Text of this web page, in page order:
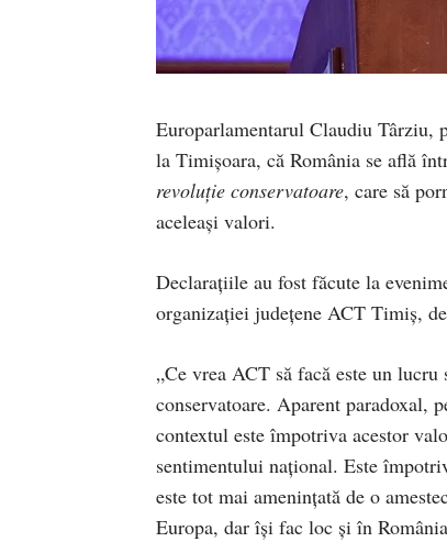
Europarlamentarul Claudiu Târziu,
la Timișoara, că România se află
revoluție conservatoare, care să
aceleași valori.
Declarațiile au fost făcute la
organizației județene ACT Timiș,
„Ce vrea ACT să facă este un
conservatoare. Aparent paradoxal,
contextul este împotriva acestor
sentimentului național. Este
este tot mai amenințată de o
Europa, dar își fac loc și în